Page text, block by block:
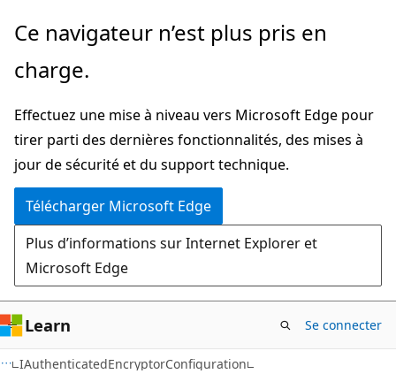
Passer
directement
au
principal
Passer
la
dans
la
page
Ce navigateur n’est plus pris en
charge.
Effectuez une mise à niveau vers Microsoft Edge pour
tirer parti des dernières fonctionnalités, des mises à
jour de sécurité et du support technique.
Télécharger Microsoft Edge
Plus d’informations sur Internet Explorer et
Microsoft Edge
Learn Se connecter
IAuthenticatedEncryptorConfiguration